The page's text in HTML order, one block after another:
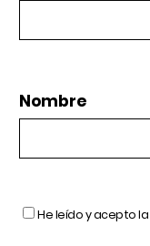
Nombre
He leído y acepto la